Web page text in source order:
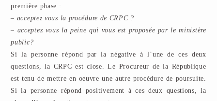
première phase :
– acceptez vous la procédure de CRPC ?
– acceptez vous la peine qui vous est proposée par le ministère
public?
Si la personne répond par la négative à l’une de ces deux
questions, la CRPC est close. Le Procureur de la République
est tenu de mettre en oeuvre une autre procédure de poursuite.
Si la personne répond positivement à ces deux questions, la